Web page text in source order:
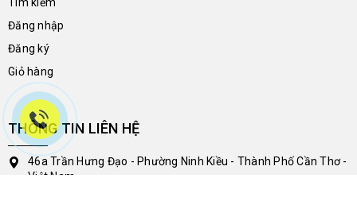
Đăng nhập
Đăng ký
Giỏ hàng
THÔNG TIN LIÊN HỆ
46a Trần Hưng Đạo - Phường Ninh Kiều - Thành Phố Cần Thơ -
Việt Nam